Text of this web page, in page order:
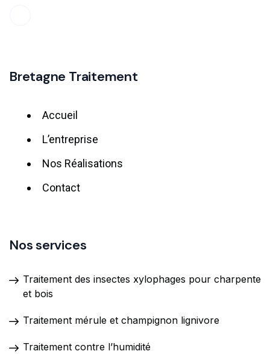
Bretagne Traitement
Accueil
L’entreprise
Nos Réalisations
Contact
Nos services
Traitement des insectes xylophages pour charpente
et bois
Traitement mérule et champignon lignivore
Traitement contre l’humidité